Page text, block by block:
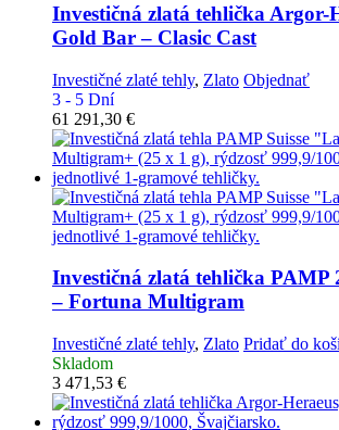
Investičná zlatá tehlička Argor-
Gold Bar – Clasic Cast
Investičné zlaté tehly, Zlato Objednať
3 - 5 Dní
61 291,30 €
Investičná zlatá tehlička PAMP
– Fortuna Multigram
Investičné zlaté tehly, Zlato Pridať do
Skladom
3 471,53 €